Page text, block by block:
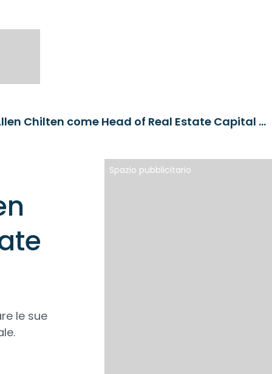
Schroders Capital nomina Allen Chilten come Head of Real Estate Capital Raising
le sue
Spazio pubblicitario